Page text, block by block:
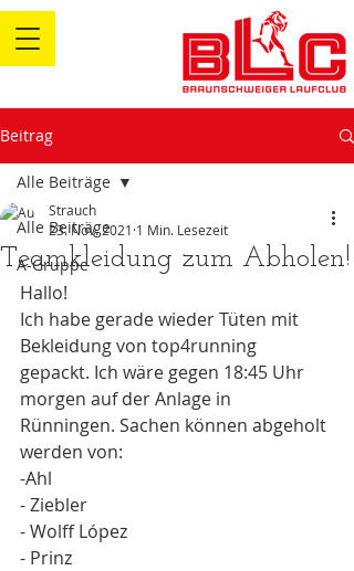
Beitrag
Alle Beiträge
A-Gruppe
Alle Beiträge
Teamkleidung zum Abholen!
Strauch
23. Nov. 2021 1 Min. Lesezeit
Hallo!
Ich habe gerade wieder Tüten mit
Bekleidung von top4running
gepackt. Ich wäre gegen 18:45 Uhr
morgen auf der Anlage in
Rünningen. Sachen können abgeholt
werden von:
-Ahl
- Ziebler
- Wolff López
- Prinz